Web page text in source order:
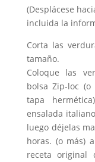
(Desplácese
incluida la
Corta las
tamaño.
Coloque las
bolsa Zip-loc
tapa
ensalada
luego déjelas
horas. (o más)
receta original